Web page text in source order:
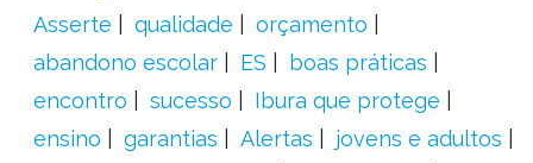
Asserte
qualidade
orçamento
abandono escolar
ES
boas práticas
encontro
sucesso
Ibura que protege
ensino
garantias Alertas
jovens e adultos